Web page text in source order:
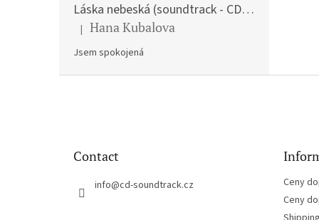
Láska nebeská (soundtrack - CD) Love Actually
The product rating is 5 out of 5 stars.
| Hana Kubalova
Jsem spokojená
Contact
info@cd-soundtrack.cz
Ceny
Ceny